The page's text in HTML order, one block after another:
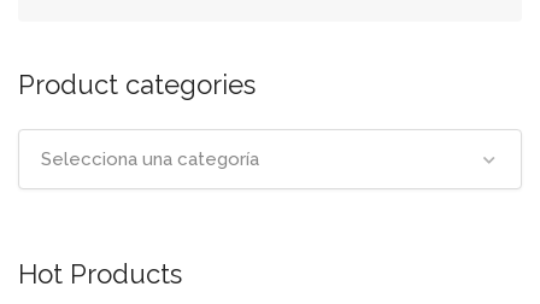
Product categories
Selecciona una categoría
Hot Products